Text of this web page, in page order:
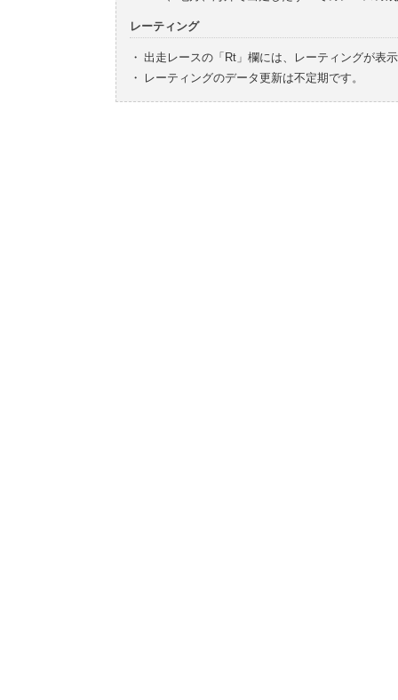
レーティング
・ 出走レースの「Rt」欄には、レーティングが表
・
レーティングのデータ更新は不定期です。